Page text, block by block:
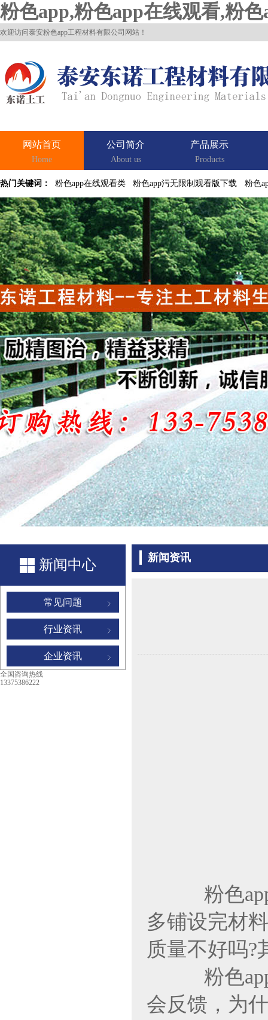
粉色app,粉色app在线观看,粉
欢迎访问泰安粉色app工程材料有限公司网站！
网站首页
Home
公司简介
About us
产品展示
Products
热门关键词： 粉色app在线观看类 粉色app污无限制观看版下载 粉色
新闻中心
常见问题
行业资讯
企业资讯
全国咨询热线
13375386222
新闻资讯
粉色app
多铺设完材
质量不好吗?
粉色app
会反馈